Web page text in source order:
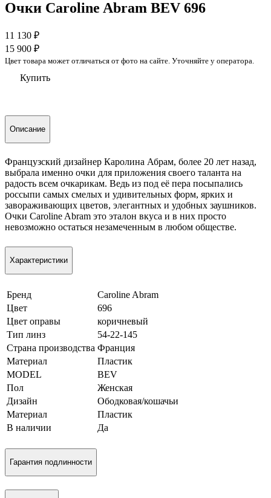
Очки Caroline Abram BEV 696
11 130 ₽
15 900 ₽
Цвет товара может отличаться от фото на сайте. Уточняйте у оператора.
Купить
Описание
Французский дизайнер Каролина Абрам, более 20 лет назад,
выбрала именно очки для приложения своего таланта на
радость всем очкарикам. Ведь из под её пера посыпались
россыпи самых смелых и удивительных форм, ярких и
завораживающих цветов, элегантных и удобных заушников.
Очки Caroline Abram это эталон вкуса и в них просто
невозможно остаться незамеченным в любом обществе.
Характеристики
Бренд
Caroline Abram
Цвет
696
Цвет оправы
коричневый
Тип линз
54-22-145
Страна производства Франция
Материал
Пластик
MODEL
BEV
Пол
Женская
Дизайн
Ободковая/кошачьи
Материал
Пластик
В наличии
Да
Гарантия подлинности